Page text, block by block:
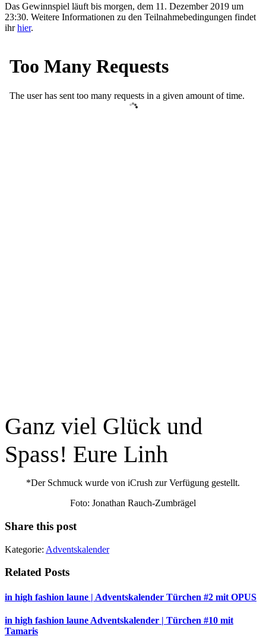
Das Gewinnspiel läuft bis morgen, dem 11. Dezember 2019 um
23:30. Weitere Informationen zu den Teilnahmebedingungen findet
ihrhier.
Ganz viel Glück und
Spass! Eure Linh
*Der Schmuck wurde von iCrush zur Verfügung gestellt.
Foto: Jonathan Rauch-Zumbrägel
Share this post
Kategorie: Adventskalender
Related Posts
in high fashion laune | Adventskalender Türchen #2 mit OPUS
in high fashion laune Adventskalender | Türchen #10 mit
Tamaris